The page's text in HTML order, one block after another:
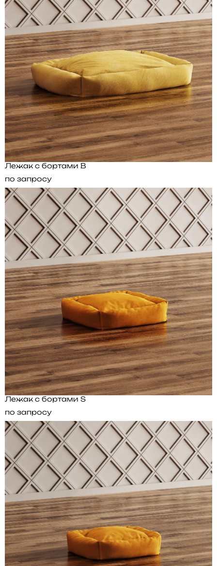
Лежак с бортами B
по запросу
Лежак с бортами S
по запросу